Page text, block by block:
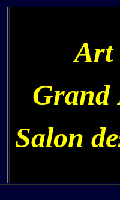
Art
Grand
Salon